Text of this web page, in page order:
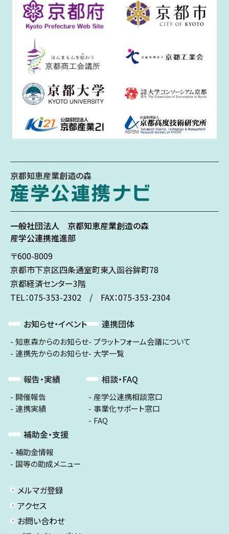
京都知恵産業創造の森
一般社団法人 京都知恵産業創造の森
産学公連携推進部
〒600-8009
京都市下京区四条通室町東入函谷鉾町78
京都経済センター3階
TEL：075-353-2302 / FAX：075-353-2304
お知らせ・イベント
知恵森からのお知らせ
連携先からのお知らせ
報告・実績
開催報告
連携実績
補助金・支援
補助金情報
国等の助成メニュー
連携団体
プラットフォーム会議について
大学一覧
相談・FAQ
産学公連携相談窓口
事業化サポート窓口
FAQ
メルマガ登録
アクセス
お問い合わせ